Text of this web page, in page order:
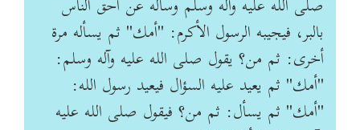
بالبر، فيجيبه الرسول الأكرم: "أمك" ثم يسأله مرة
أخرى: ثم من؟ يقول صلى الله عليه وآله وسلم:
"أمك" ثم يعيد عليه السؤال فيعيد رسول الله:
"أمك" ثم يسأل: ثم من؟ فيقول صلى الله عليه